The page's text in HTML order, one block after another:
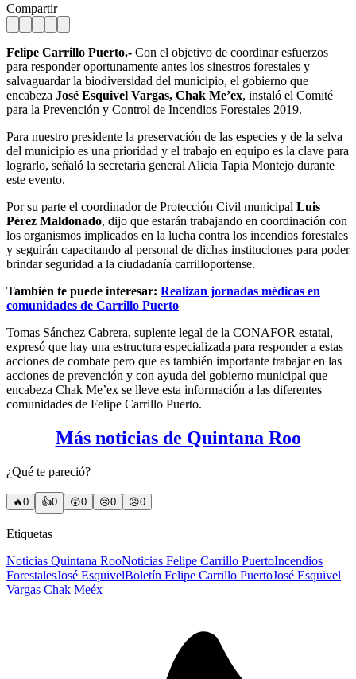
Compartir
Felipe Carrillo Puerto.- Con el objetivo de coordinar esfuerzos
para responder oportunamente antes los sinestros forestales y
salvaguardar la biodiversidad del municipio, el gobierno que
encabeza José Esquivel Vargas, Chak Me’ex, instaló el Comité
para la Prevención y Control de Incendios Forestales 2019.
Para nuestro presidente la preservación de las especies y de la selva
del municipio es una prioridad y el trabajo en equipo es la clave para
lograrlo, señaló la secretaria general Alicia Tapia Montejo durante
este evento.
Por su parte el coordinador de Protección Civil municipal Luis
Pérez Maldonado, dijo que estarán trabajando en coordinación con
los organismos implicados en la lucha contra los incendios forestales
y seguirán capacitando al personal de dichas instituciones para poder
brindar seguridad a la ciudadanía carrilloportense.
También te puede interesar: Realizan jornadas médicas en
comunidades de Carrillo Puerto
Tomas Sánchez Cabrera, suplente legal de la CONAFOR estatal,
expresó que hay una estructura especializada para responder a estas
acciones de combate pero que es también importante trabajar en las
acciones de prevención y con ayuda del gobierno municipal que
encabeza Chak Me’ex se lleve esta información a las diferentes
comunidades de Felipe Carrillo Puerto.
Más noticias de Quintana Roo
¿Qué te pareció?
🔥0 👍0 😲0 😢0 😠0
Etiquetas
Noticias Quintana RooNoticias Felipe Carrillo PuertoIncendios
ForestalesJosé EsquivelBoletín Felipe Carrillo PuertoJosé Esquivel
Vargas Chak Meéx